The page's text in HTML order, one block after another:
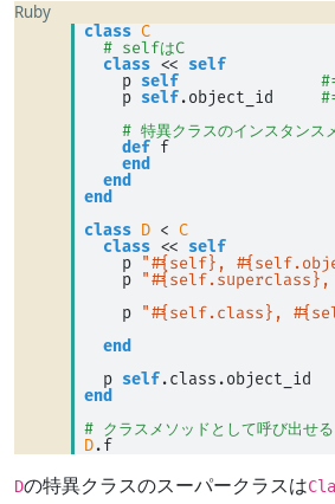
Ruby
class C
# selfはC
class <<
self
    p
self
    p
self.object_id
# 特異クラスのインスタンス
def f
end
end
end
class
D <
C
class <<
self
    p
"#{self},
    p
    p
"#{self.class},
end
  p
self
end
# クラスメソッドとして呼び出せる
D.f
Dの特異クラスのスーパークラスは